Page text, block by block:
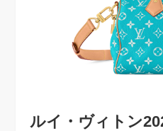
ルイ・ヴィトン